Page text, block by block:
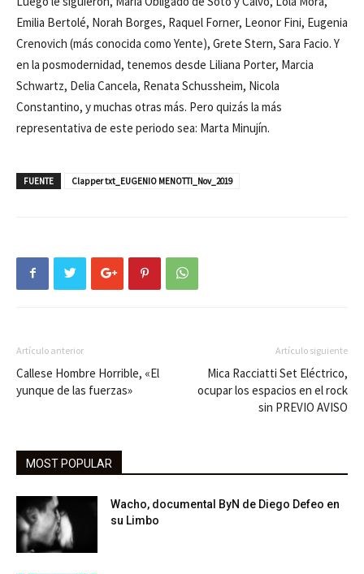
Emilia Bertolé, Norah Borges, Raquel Forner, Leonor Fini, Eugenia
Crenovich (más conocida como Yente), Grete Stern, Sara Facio. Y
en la posmodernidad, tenemos desde Liliana Porter, Marcia
Schwartz, Delia Cancela, Renata Schussheim, Nicola
Constantino, y muchas otras más. Pero quizás la más
representativa de este periodo sea: Marta Minujín.
FUENTE Clapper txt_EUGENIO MENOTTI_Nov_2019
Artículo anterior
Callese Hombre Horrible, «El
yunque de las fuerzas»
Artículo siguiente
Mica Racciatti Set Eléctrico,
ocupar los espacios en el rock
sin PREVIO AVISO
MOST POPULAR
Wacho, documental ByN de Diego Defeo en
su Limbo